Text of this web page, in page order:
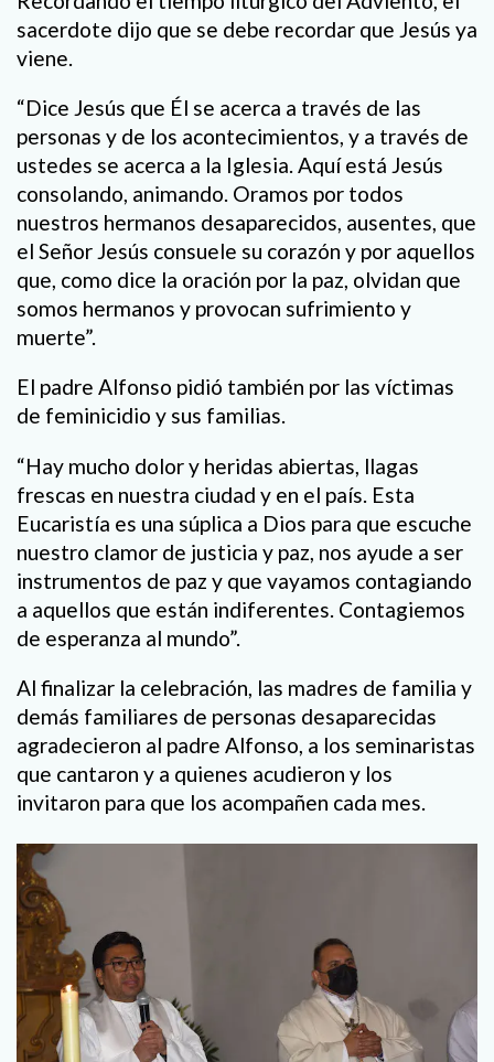
sacerdote dijo que se debe recordar que Jesús ya
viene.
“Dice Jesús que Él se acerca a través de las
personas y de los acontecimientos, y a través de
ustedes se acerca a la Iglesia. Aquí está Jesús
consolando, animando. Oramos por todos
nuestros hermanos desaparecidos, ausentes, que
el Señor Jesús consuele su corazón y por aquellos
que, como dice la oración por la paz, olvidan que
somos hermanos y provocan sufrimiento y
muerte”.
El padre Alfonso pidió también por las víctimas
de feminicidio y sus familias.
“Hay mucho dolor y heridas abiertas, llagas
frescas en nuestra ciudad y en el país. Esta
Eucaristía es una súplica a Dios para que escuche
nuestro clamor de justicia y paz, nos ayude a ser
instrumentos de paz y que vayamos contagiando
a aquellos que están indiferentes. Contagiemos
de esperanza al mundo”.
Al finalizar la celebración, las madres de familia y
demás familiares de personas desaparecidas
agradecieron al padre Alfonso, a los seminaristas
que cantaron y a quienes acudieron y los
invitaron para que los acompañen cada mes.